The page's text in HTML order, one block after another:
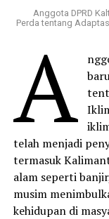
Anggota DPRD
Perda tentang
A
telah menjadi
termasuk
alam seperti
musim
kehidupan di